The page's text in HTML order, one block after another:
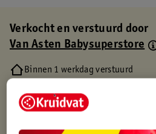
Verkocht en verstuurd door
Van Asten Babysuperstore
Binnen 1 werkdag verstuurd
Gratis retourneren via
Gratis punten met je Kruidvat kaart